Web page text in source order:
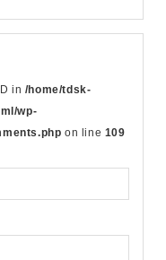
in /home/tdsk-
wp-
on line 109